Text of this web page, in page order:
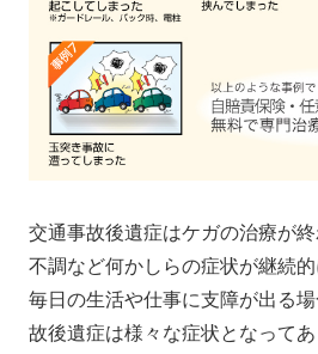
交通事故後遺症はケガの治療が
不調など何かしらの症状が継続的
毎日の生活や仕事に支障が出る
故後遺症は様々な症状となってあ